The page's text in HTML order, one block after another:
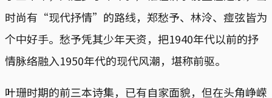
时尚有“现代抒情”的路线，郑愁予、林泠、痖弦皆为
个中好手。愁予凭其少年天资，把1940年代以前的抒
情脉络融入1950年代的现代风潮，堪称前驱。
叶珊时期的前三本诗集，已有自家面貌，但在头角峥嵘